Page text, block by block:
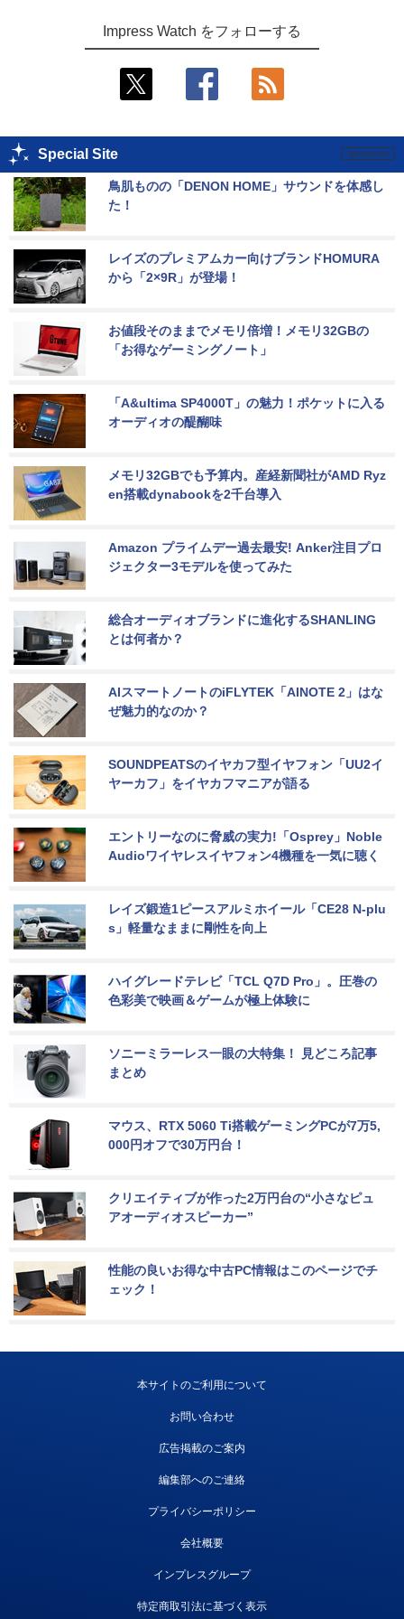
Impress Watch をフォローする
Special Site
鳥肌ものの「DENON HOME」サウンドを体感し
た！
レイズのプレミアムカー向けブランドHOMURA
から「2×9R」が登場！
お値段そのままでメモリ倍増！メモリ32GBの
「お得なゲーミングノート」
「A&ultima SP4000T」の魅力！ポケットに入る
オーディオの醍醐味
メモリ32GBでも予算内。産経新聞社がAMD Ryz
en搭載dynabookを2千台導入
Amazon プライムデー過去最安! Anker注目プロ
ジェクター3モデルを使ってみた
総合オーディオブランドに進化するSHANLING
とは何者か？
AIスマートノートのiFLYTEK「AINOTE 2」はな
ぜ魅力的なのか？
SOUNDPEATSのイヤカフ型イヤフォン「UU2イ
ヤーカフ」をイヤカフマニアが語る
エントリーなのに脅威の実力!「Osprey」Noble
Audioワイヤレスイヤフォン4機種を一気に聴く
レイズ鍛造1ピースアルミホイール「CE28 N-plu
s」軽量なままに剛性を向上
ハイグレードテレビ「TCL Q7D Pro」。圧巻の
色彩美で映画＆ゲームが極上体験に
ソニーミラーレス一眼の大特集！ 見どころ記事
まとめ
マウス、RTX 5060 Ti搭載ゲーミングPCが7万5,
000円オフで30万円台！
クリエイティブが作った2万円台の“小さなピュ
アオーディオスピーカー”
性能の良いお得な中古PC情報はこのページでチ
ェック！
本サイトのご利用について
お問い合わせ
広告掲載のご案内
編集部へのご連絡
プライバシーポリシー
会社概要
インプレスグループ
特定商取引法に基づく表示